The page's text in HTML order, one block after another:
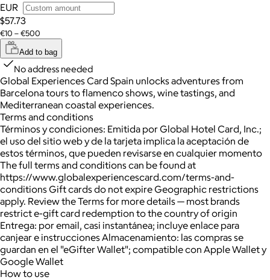
EUR
$57.73
€10 – €500
Add to bag
No address needed
Global Experiences Card Spain unlocks adventures from
Barcelona tours to flamenco shows, wine tastings, and
Mediterranean coastal experiences.
Terms and conditions
Términos y condiciones: Emitida por Global Hotel Card, Inc.;
el uso del sitio web y de la tarjeta implica la aceptación de
estos términos, que pueden revisarse en cualquier momento
The full terms and conditions can be found at
https://www.globalexperiencescard.com/terms-and-
conditions Gift cards do not expire Geographic restrictions
apply. Review the Terms for more details — most brands
restrict e-gift card redemption to the country of origin
Entrega: por email, casi instantánea; incluye enlace para
canjear e instrucciones Almacenamiento: las compras se
guardan en el "eGifter Wallet"; compatible con Apple Wallet y
Google Wallet
How to use